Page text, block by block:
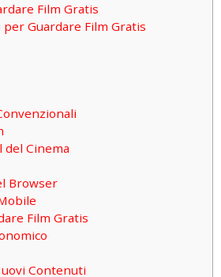
Film Gratis
Guardare Film Gratis
del Cinema
Browser
Film Gratis
Contenuti